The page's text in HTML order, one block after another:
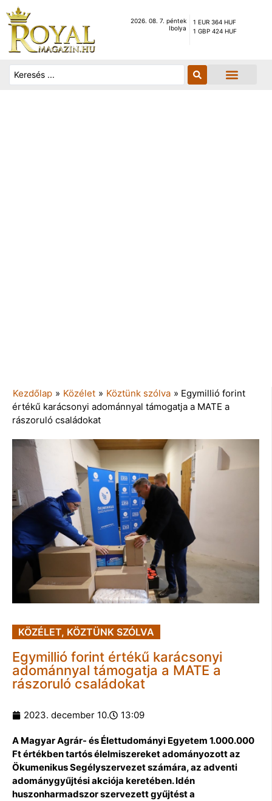
2026. 08. 7. péntek
Ibolya
1 EUR 364 HUF
1 GBP 424 HUF
Kezdőlap » Közélet » Köztünk szólva » Egymillió forint
értékű karácsonyi adománnyal támogatja a MATE a
rászoruló családokat
KÖZÉLET, KÖZTÜNK SZÓLVA
Egymillió forint értékű karácsonyi
adománnyal támogatja a MATE a
rászoruló családokat
2023. december 10. 13:09
A Magyar Agrár- és Élettudományi Egyetem 1.000.000
Ft értékben tartós élelmiszereket adományozott az
Ökumenikus Segélyszervezet számára, az adventi
adománygyűjtési akciója keretében. Idén
huszonharmadszor szervezett gyűjtést a